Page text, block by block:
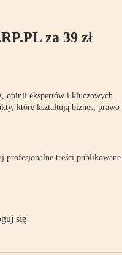
za 39 zł
opinii ekspertów i kluczowych
które kształtują biznes, prawo
profesjonalne treści publikowane
się